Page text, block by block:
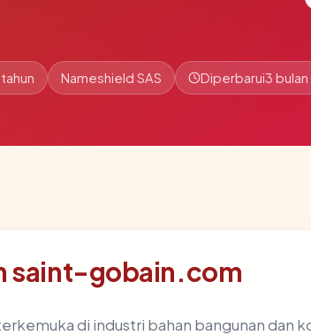
Nameshield SAS Diperbarui3 bulan
saint-gobain.com
di industri bahan bangunan dan